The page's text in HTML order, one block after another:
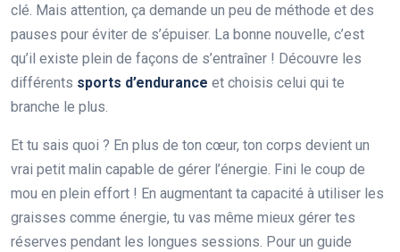
clé. Mais attention, ça demande un peu de méthode et des
pauses pour éviter de s’épuiser. La bonne nouvelle, c’est
qu’il existe plein de façons de s’entraîner ! Découvre les
différents sports d’endurance et choisis celui qui te
branche le plus.
Et tu sais quoi ? En plus de ton cœur, ton corps devient un
vrai petit malin capable de gérer l’énergie. Fini le coup de
mou en plein effort ! En augmentant ta capacité à utiliser les
graisses comme énergie, tu vas même mieux gérer tes
réserves pendant les longues sessions. Pour un guide